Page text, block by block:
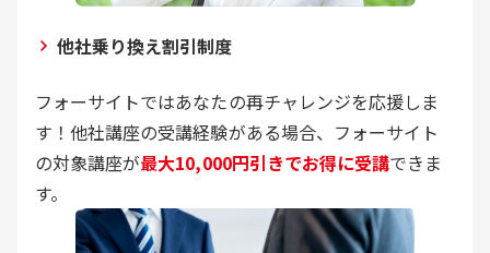
他社乗り換え割引制度
フォーサイトではあなたの再チャレンジを応援しま
す！他社講座の受講経験がある場合、フォーサイト
の対象講座が最大10,000円引きでお得に受講できま
す。